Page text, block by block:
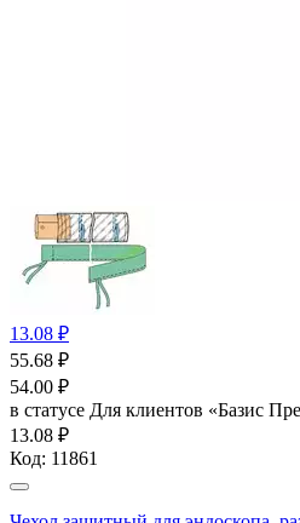
13.08 ₽
55.68 ₽
54.00 ₽
в статусе Для клиентов «Базис
13.08 ₽
Код: 11861